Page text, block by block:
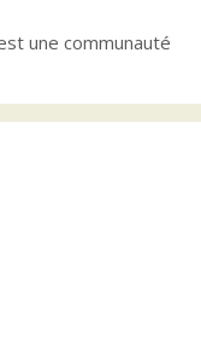
une communauté